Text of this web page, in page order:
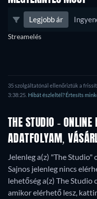
Legjobb ár
Streamelés
35 szolgáltatónál ellenőriztük a
3:38:25. Hibát észleltél? Értesíts
THE STUDIO -
ADATFOLYAM,
Jelenleg a(z) "The
Sajnos jelenleg nincs
lehetőség a(z) The Studio
amikor elérhető lesz,